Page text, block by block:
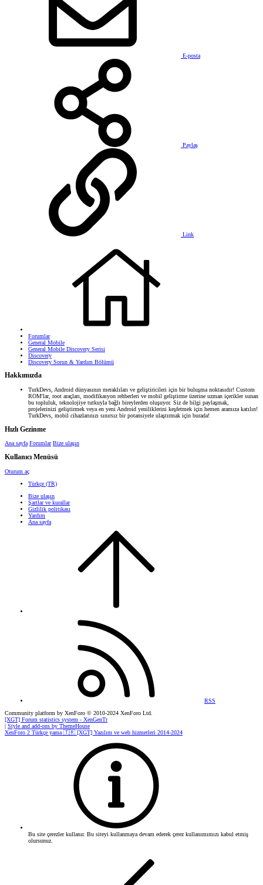
E-posta
Paylaş
Link
Forumlar
General Mobile
General Mobile Discovery Serisi
Discovery
Discovery Sorun & Yardım Bölümü
Hakkımızda
TurkDevs, Android dünyasının meraklıları ve geliştiricileri için bir buluşma noktasıdır! Custom
ROM'lar, root araçları, modifikasyon rehberleri ve mobil geliştirme üzerine uzman içerikler sunan
bu topluluk, teknolojiye tutkuyla bağlı bireylerden oluşuyor. Siz de bilgi paylaşmak,
projelerinizi geliştirmek veya en yeni Android yeniliklerini keşfetmek için hemen aramıza katılın!
TurkDevs, mobil cihazlarınızı sınırsız bir potansiyele ulaştırmak için burada!
Hızlı Gezinme
Ana sayfa Forumlar Bize ulaşın
Kullanıcı Menüsü
Oturum aç
Türkçe (TR)
Bize ulaşın
Şartlar ve kurallar
Gizlilik politikası
Yardım
Ana sayfa
RSS
Community platform by XenForo © 2010-2024 XenForo Ltd.
[XGT] Forum statistics system - XenGenTr
| Style and add-ons by ThemeHouse
XenForo 2 Türkçe yama 🇹🇷 [XGT] Yazılım ve web hizmetleri 2014-2024
Bu site çerezler kullanır. Bu siteyi kullanmaya devam ederek çerez kullanımımızı kabul etmiş
olursunuz.